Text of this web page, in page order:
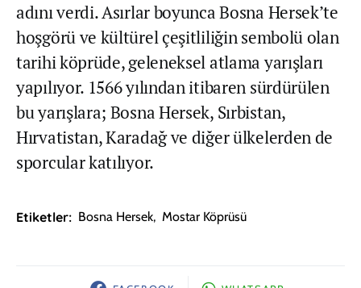
adını verdi. Asırlar boyunca Bosna Hersek’te
hoşgörü ve kültürel çeşitliliğin sembolü olan
tarihi köprüde, geleneksel atlama yarışları
yapılıyor. 1566 yılından itibaren sürdürülen
bu yarışlara; Bosna Hersek, Sırbistan,
Hırvatistan, Karadağ ve diğer ülkelerden de
sporcular katılıyor.
Etiketler: Bosna Hersek, Mostar Köprüsü